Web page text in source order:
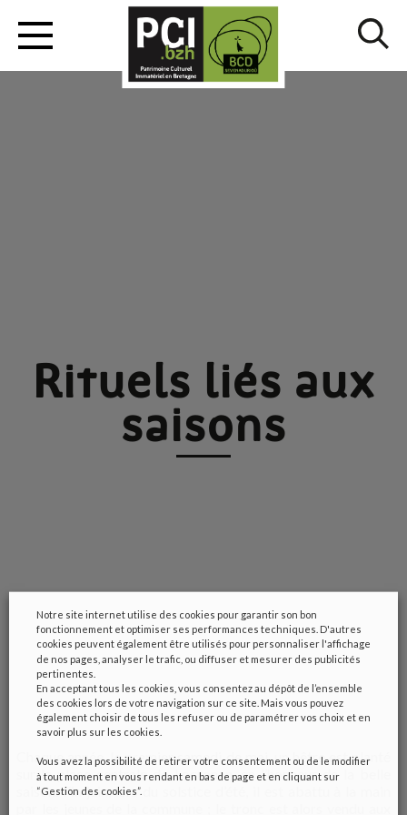
Rituels liés aux
saisons
Chaque année, le premier samedi de mai, un hêtre est planté
sur la place centrale de Locronan, en l’honneur de la belle
saison. Fin juin, lors du solstice d’été, il est abattu à la main
Notre site internet utilise des cookies pour garantir son bon
fonctionnement et optimiser ses performances techniques. D'autres
cookies peuvent également être utilisés pour personnaliser l'affichage
de nos pages, analyser le trafic, ou diffuser et mesurer des publicités
pertinentes.
En acceptant tous les cookies, vous consentez au dépôt de l’ensemble
des cookies lors de votre navigation sur ce site. Mais vous pouvez
également choisir de tous les refuser ou de paramétrer vos choix et en
savoir plus sur les cookies.
Vous avez la possibilité de retirer votre consentement ou de le modifier
à tout moment en vous rendant en bas de page et en cliquant sur
“Gestion des cookies”.